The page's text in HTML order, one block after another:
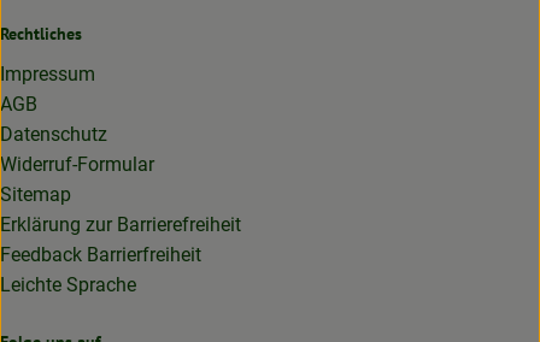
Rechtliches
Impressum
AGB
Datenschutz
Widerruf-Formular
Sitemap
Erklärung zur Barrierefreiheit
Feedback Barrierfreiheit
Leichte Sprache